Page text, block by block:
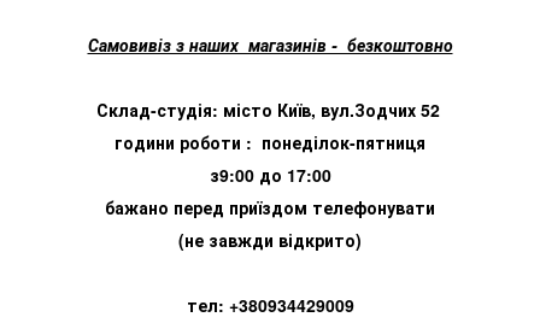
Самовивіз з наших магазинів - безкоштовно
Склад-студія: місто Київ, вул.Зодчих 52
години роботи : понеділок-пятниця
з9:00 до 17:00
бажано перед приїздом телефонувати
(не завжди відкрито)
тел: +380934429009